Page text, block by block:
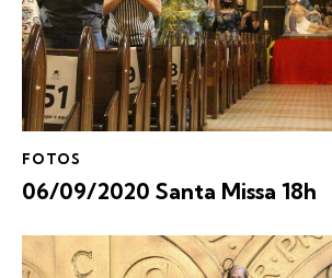
FOTOS
06/09/2020 Santa Missa 18h